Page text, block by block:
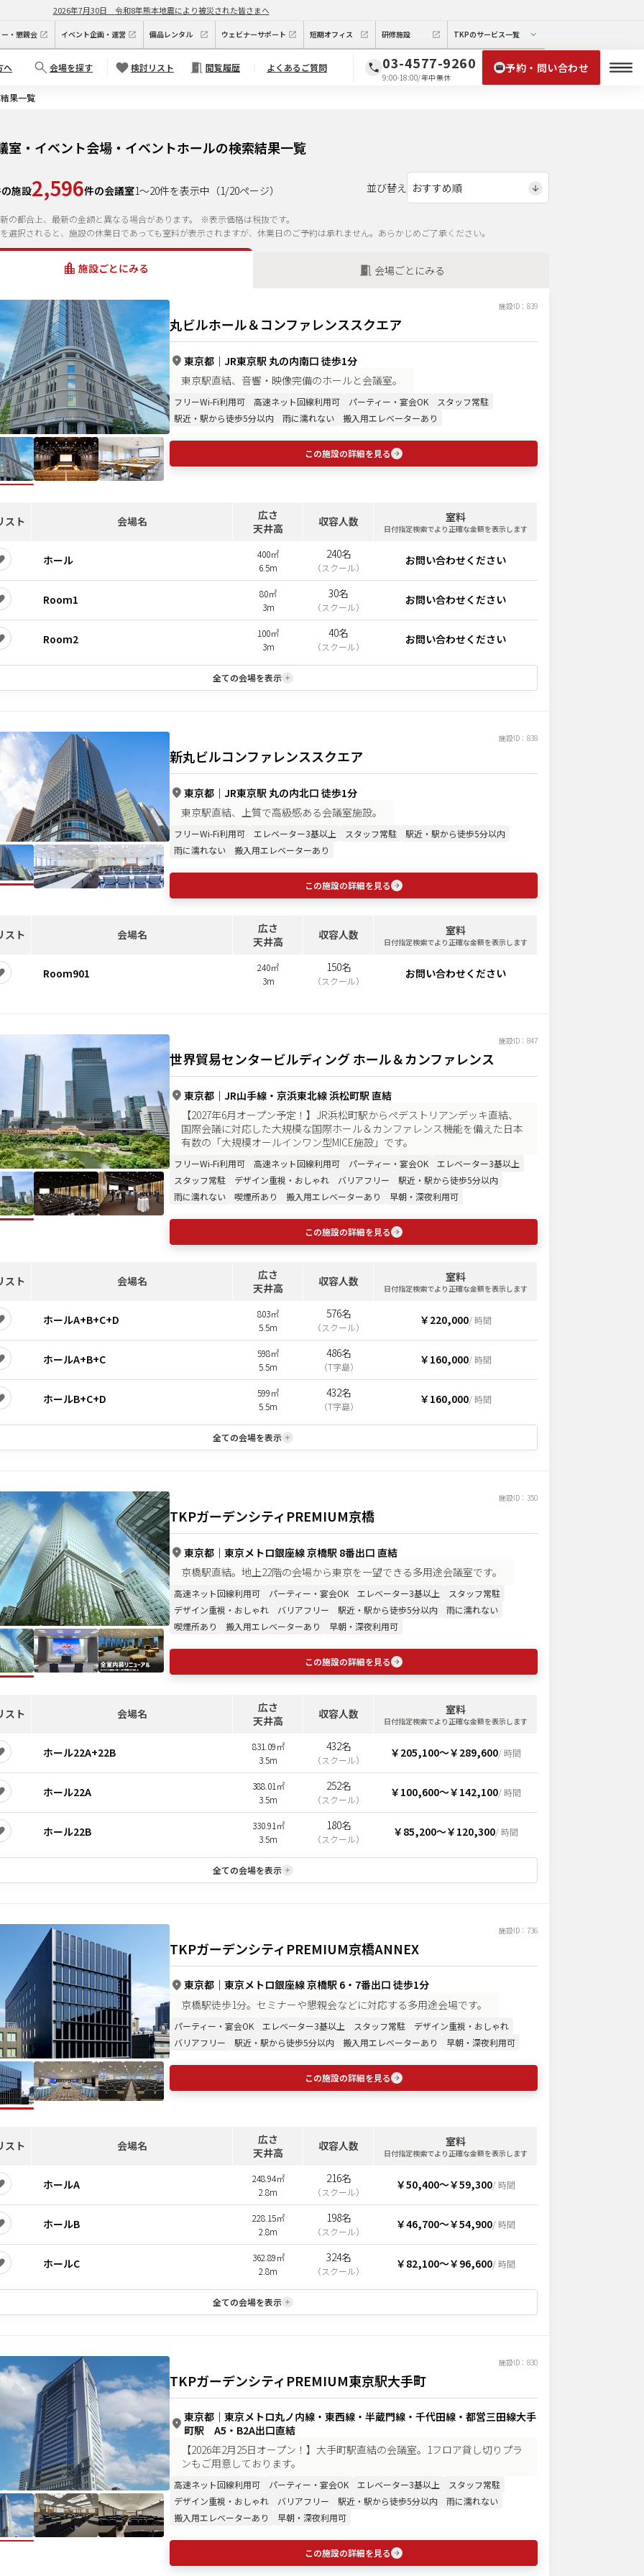
2026年7月30日 令和8年熊本地震により被災された皆さまへ
・懇親会 イベント企画・運営 備品レンタル ウェビナーサポート 短期オフィス 研修施設 TKPのサービス一覧
へ 会場を探す 検討リスト 閲覧履歴 よくあるご質問 03-4577-9260
9:00-18:00/年中無休
予約・問い合わせ
果一覧
室・イベント会場・イベントホールの検索結果一覧
施設2,596件の会議室1～20件を表示中 （1/20ページ） 並び替え
の都合上、最新の金額と異なる場合があります。
※表示価格は税抜です。
選択されると、施設の休業日であっても室料が表示されますが、休業日のご予約は承れません。あらかじめご了承ください。
施設ごとにみる 会場ごとにみる
施設ID： 839
丸ビルホール＆コンファレンススクエア
東京都 ｜ JR東京駅 丸の内南口 徒歩1分
東京駅直結、音響・映像完備のホールと会議室。
フリーWi-Fi利用可 高速ネット回線利用可 パーティー・宴会OK
スタッフ常駐
駅近・駅から徒歩5分以内
雨に濡れない 搬入用エレベーターあり
この施設の詳細を見る
スト 会場名
広さ
天井高
収容人数 室料
日付指定検索でより正確な金額を表示します
ホール
400㎡
6.5m
240名
（スクール）
お問い合わせください
Room1
80㎡
3m
30名
（スクール）
お問い合わせください
Room2
100㎡
3m
40名
（スクール）
お問い合わせください
全ての会場を表示
施設ID： 838
新丸ビルコンファレンススクエア
東京都 ｜ JR東京駅 丸の内北口 徒歩1分
東京駅直結、上質で高級感ある会議室施設。
フリーWi-Fi利用可 エレベーター3基以上 スタッフ常駐
駅近・駅から徒歩5分以内
雨に濡れない
搬入用エレベーターあり
この施設の詳細を見る
スト 会場名
広さ
天井高
収容人数 室料
日付指定検索でより正確な金額を表示します
Room901
240㎡
3m
150名
（スクール）
お問い合わせください
施設ID： 847
世界貿易センタービルディング ホール＆カンファレンス
東京都 ｜ JR山手線・京浜東北線 浜松町駅 直結
【2027年6月オープン予定！】JR浜松町駅からペデストリアンデッキ直結、
国際会議に対応した大規模な国際ホール＆カンファレンス機能を備えた日本
有数の「大規模オールインワン型MICE施設」です。
フリーWi-Fi利用可 高速ネット回線利用可 パーティー・宴会OK
エレベーター3基以上
スタッフ常駐
デザイン重視・おしゃれ バリアフリー
駅近・駅から徒歩5分以内
雨に濡れない
喫煙所あり 搬入用エレベーターあり 早朝・深夜利用可
この施設の詳細を見る
スト 会場名
広さ
天井高
収容人数 室料
日付指定検索でより正確な金額を表示します
ホールA+B+C+D
803㎡
5.5m
576名
（スクール）
￥220,000/ 時間
ホールA+B+C
598㎡
5.5m
486名
（T字島）
￥160,000/ 時間
ホールB+C+D
599㎡
5.5m
432名
（T字島）
￥160,000/ 時間
全ての会場を表示
施設ID： 350
TKPガーデンシティPREMIUM京橋
東京都 ｜ 東京メトロ銀座線 京橋駅 8番出口 直結
京橋駅直結。地上22階の会場から東京を一望できる多用途会議室です。
高速ネット回線利用可 パーティー・宴会OK エレベーター3基以上
スタッフ常駐
デザイン重視・おしゃれ
バリアフリー 駅近・駅から徒歩5分以内
雨に濡れない
喫煙所あり
搬入用エレベーターあり 早朝・深夜利用可
この施設の詳細を見る
スト 会場名
広さ
天井高
収容人数 室料
日付指定検索でより正確な金額を表示します
ホール22A+22B
831.09㎡
3.5m
432名
（スクール）
￥205,100〜￥289,600/ 時間
ホール22A
388.01㎡
3.5m
252名
（スクール）
￥100,600〜￥142,100/ 時間
ホール22B
330.91㎡
3.5m
180名
（スクール）
￥85,200〜￥120,300/ 時間
全ての会場を表示
施設ID： 736
TKPガーデンシティPREMIUM京橋ANNEX
東京都 ｜ 東京メトロ銀座線 京橋駅 6・7番出口 徒歩1分
京橋駅徒歩1分。セミナーや懇親会などに対応する多用途会場です。
パーティー・宴会OK エレベーター3基以上 スタッフ常駐
デザイン重視・おしゃれ
バリアフリー
駅近・駅から徒歩5分以内 搬入用エレベーターあり 早朝・深夜利用可
この施設の詳細を見る
スト 会場名
広さ
天井高
収容人数 室料
日付指定検索でより正確な金額を表示します
ホールA
248.94㎡
2.8m
216名
（スクール）
￥50,400〜￥59,300/ 時間
ホールB
228.15㎡
2.8m
198名
（スクール）
￥46,700〜￥54,900/ 時間
ホールC
362.89㎡
2.8m
324名
（スクール）
￥82,100〜￥96,600/ 時間
全ての会場を表示
施設ID： 830
TKPガーデンシティPREMIUM東京駅大手町
東京都 ｜ 東京メトロ丸ノ内線・東西線・半蔵門線・千代田線・都営三田線大手
町駅 A5・B2A出口直結
【2026年2月25日オープン！】大手町駅直結の会議室。1フロア貸し切りプラ
ンもご用意しております。
高速ネット回線利用可 パーティー・宴会OK エレベーター3基以上
スタッフ常駐
デザイン重視・おしゃれ
バリアフリー 駅近・駅から徒歩5分以内
雨に濡れない
搬入用エレベーターあり
早朝・深夜利用可
この施設の詳細を見る